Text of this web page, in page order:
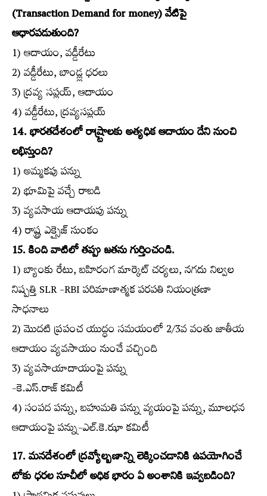
(Transaction Demand for money) వేటిపై
ఆధారపడుతుంది?
1) ఆదాయం, వడ్డీరేటు
2) వడ్డీరేటు, బాండ్ల్ల ధరలు
3) ద్రవ్య సప్లయ్‌, ఆదాయం
4) వడ్డీరేటు, ద్రవ్యసప్లయ్‌
14. భారతదేశంలో రాష్ర్టాలకు అత్యధిక ఆదాయం దేని నుంచి
లభిస్తుంది?
1) అమ్మకపు పన్ను
2) భూమిపై వచ్చే రాబడి
3) వ్యవసాయ ఆదాయపు పన్ను
4) రాష్ట్ర ఎక్సైజ్‌ సుంకం
15. కింది వాటిలో తప్పు జతను గుర్తించండి.
1) బ్యాంకు రేటు, బహిరంగ మార్కెట్‌ చర్యలు, నగదు నిల్వల
నిష్పత్తి SLR -RBI పరిమాణాత్మక పరపతి నియంత్రణా
సాధనాలు
2) మొదటి ప్రపంచ యుద్ధం సమయంలో 2/3వ వంతు జాతీయ
ఆదాయం వ్యవసాయం నుంచే వచ్చింది
3) వ్యవసాయాదాయంపై పన్ను
-కె.ఎస్‌.రాజ్‌ కమిటీ
4) సంపద పన్ను, బహుమతి పన్ను వ్యయంపై పన్ను, మూలధన
ఆదాయంపై పన్ను-ఎల్‌.కె.ఝా కమిటీ
17. మనదేశంలో ద్రవ్యోల్బణాన్ని లెక్కించడానికి ఉపయోగించే
టోకు ధరల సూచీలో అధిక భారం ఏ అంశానికి ఇవ్వబడింది?